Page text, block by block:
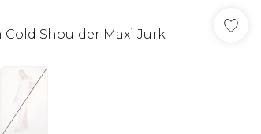
Shoulder Maxi Jurk